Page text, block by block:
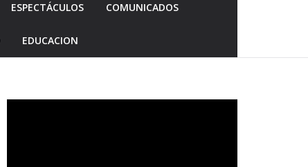
ESPECTÁCULOS COMUNICADOS
EDUCACION